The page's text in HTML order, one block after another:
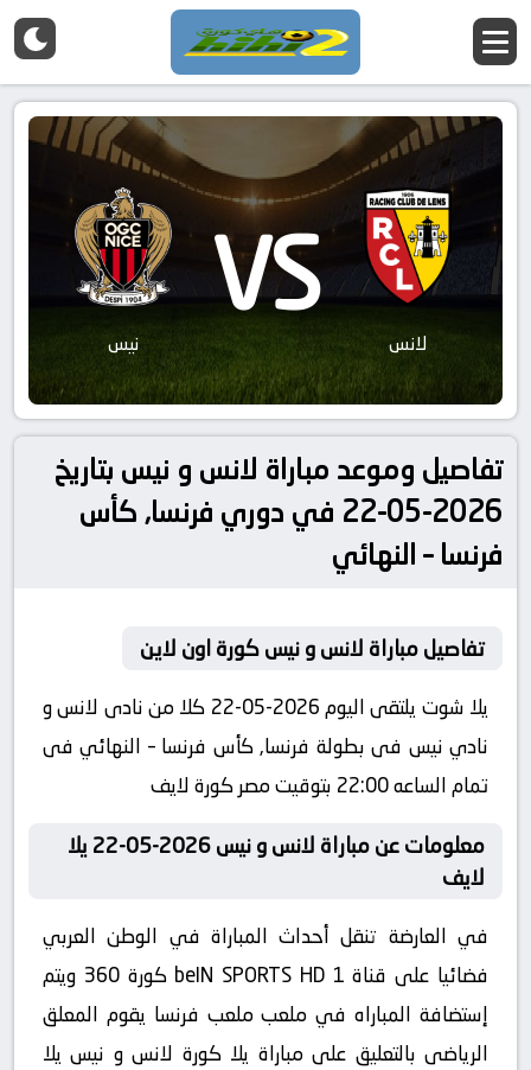
لانس VS نيس
تفاصيل وموعد مباراة لانس و نيس بتاريخ
2026-05-22 في دوري فرنسا, كأس
فرنسا – النهائي
تفاصيل مباراة لانس و نيس كورة اون لاين
يلا شوت يلتقى اليوم 2026-05-22 كلا من نادى لانس و
نادي نيس فى بطولة فرنسا, كأس فرنسا – النهائي فى
تمام الساعه 22:00 بتوقيت مصر كورة لايف
معلومات عن مباراة لانس و نيس 2026-05-22 يلا
لايف
في العارضة تنقل أحداث المباراة في الوطن العربي
فضائيا على قناة beIN SPORTS HD 1 كورة 360 ويتم
إستضافة المباراه في ملعب ملعب فرنسا يقوم المعلق
الرياضى بالتعليق على مباراة يلا كورة لانس و نيس يلا